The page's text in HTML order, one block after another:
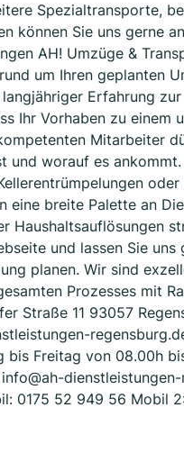
Spezialtransporte,
können Sie uns gerne
AH! Umzüge &
um Ihren geplanten
Erfahrung
Ihr Vorhaben zu
Mitarbeiter
und worauf es
eine breite Palette an
Haushaltsauflösungen
und lassen Sie
planen. Wir sind
Prozesses mit
Straße 11 93057
bis Freitag von 08.00h
0175 52 949 56 Mobil